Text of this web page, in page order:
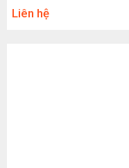
Liên hệ